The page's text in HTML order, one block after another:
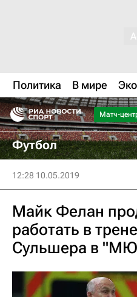
Политика В мире
Матч-
Футбол
12:28 10.05.2019
Майк Фелан
работать в
Сульшера в